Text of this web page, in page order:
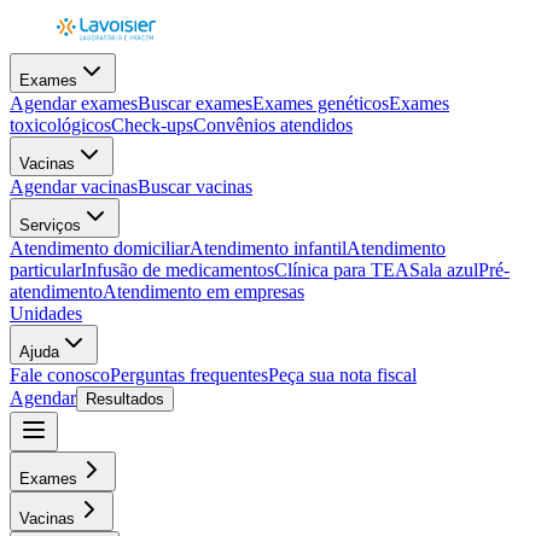
Exames
Agendar examesBuscar examesExames genéticosExames
toxicológicosCheck-upsConvênios atendidos
Vacinas
Agendar vacinasBuscar vacinas
Serviços
Atendimento domiciliarAtendimento infantilAtendimento
particularInfusão de medicamentosClínica para TEASala azulPré-
atendimentoAtendimento em empresas
Unidades
Ajuda
Fale conoscoPerguntas frequentesPeça sua nota fiscal
Agendar
Resultados
Exames
Vacinas